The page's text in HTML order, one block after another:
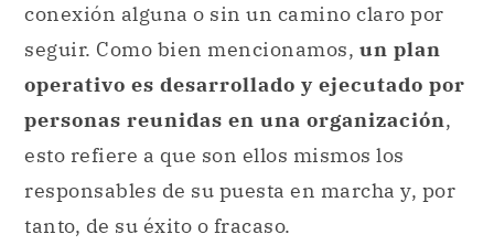
conexión alguna o sin un camino claro por
seguir. Como bien mencionamos, un plan
operativo es desarrollado y ejecutado por
personas reunidas en una organización,
esto refiere a que son ellos mismos los
responsables de su puesta en marcha y, por
tanto, de su éxito o fracaso.